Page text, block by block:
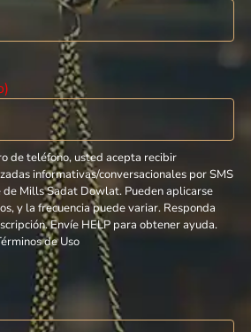
de teléfono, usted acepta recibir
informativas/conversacionales por SMS
Mills Sadat Dowlat. Pueden aplicarse
y la frecuencia puede variar. Responda
Envíe HELP para obtener ayuda.
de Uso